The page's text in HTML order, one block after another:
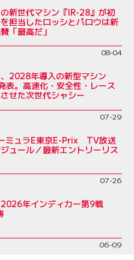
新世代マシン『IR-28』が初
担当したロッシとパロウは新
「最高だ」
08-04
2028年導入の新型マシン
表。高速化・安全性・レース
せた次世代シャシー
07-29
ミュラE東京E-Prix TV放送
ュール／最新エントリーリス
07-26
2026年インディカー第9戦
06-09